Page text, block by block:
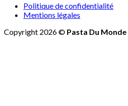
Politique de confidentialité
Mentions légales
Copyright 2026 © Pasta Du Monde